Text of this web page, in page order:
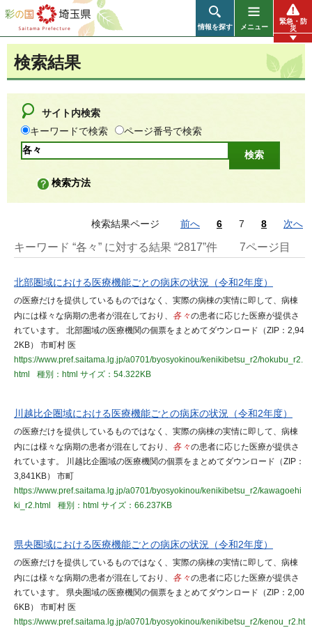
彩の国 埼玉県
情報を探す メニュー
緊急・防
災
検索結果
サイト内検索
キーワードで検索
ページ番号で検索
検索方法
検索結果ページ 前へ 6 7 8 次へ
キーワード “各々” に対する結果 “2817”件 7ページ目
北部圏域における医療機能ごとの病床の状況（令和2年度）
の医療だけを提供しているものではなく、実際の病棟の実情に即して、病棟
内には様々な病期の患者が混在しており、 各々の患者に応じた医療が提供さ
れています。 北部圏域の医療機関の個票をまとめてダウンロード（ZIP：2,94
2KB） 市町村 医
https://www.pref.saitama.lg.jp/a0701/byosyokinou/kenikibetsu_r2/hokubu_r2.
html
種別：html サイズ：54.322KB
川越比企圏域における医療機能ごとの病床の状況（令和2年度）
の医療だけを提供しているものではなく、実際の病棟の実情に即して、病棟
内には様々な病期の患者が混在しており、 各々の患者に応じた医療が提供さ
れています。 川越比企圏域の医療機関の個票をまとめてダウンロード（ZIP：
3,841KB） 市町
https://www.pref.saitama.lg.jp/a0701/byosyokinou/kenikibetsu_r2/kawagoehi
ki_r2.html
種別：html サイズ：66.237KB
県央圏域における医療機能ごとの病床の状況（令和2年度）
の医療だけを提供しているものではなく、実際の病棟の実情に即して、病棟
内には様々な病期の患者が混在しており、 各々の患者に応じた医療が提供さ
れています。 県央圏域の医療機関の個票をまとめてダウンロード（ZIP：2,00
6KB） 市町村 医
https://www.pref.saitama.lg.jp/a0701/byosyokinou/kenikibetsu_r2/kenou_r2.ht